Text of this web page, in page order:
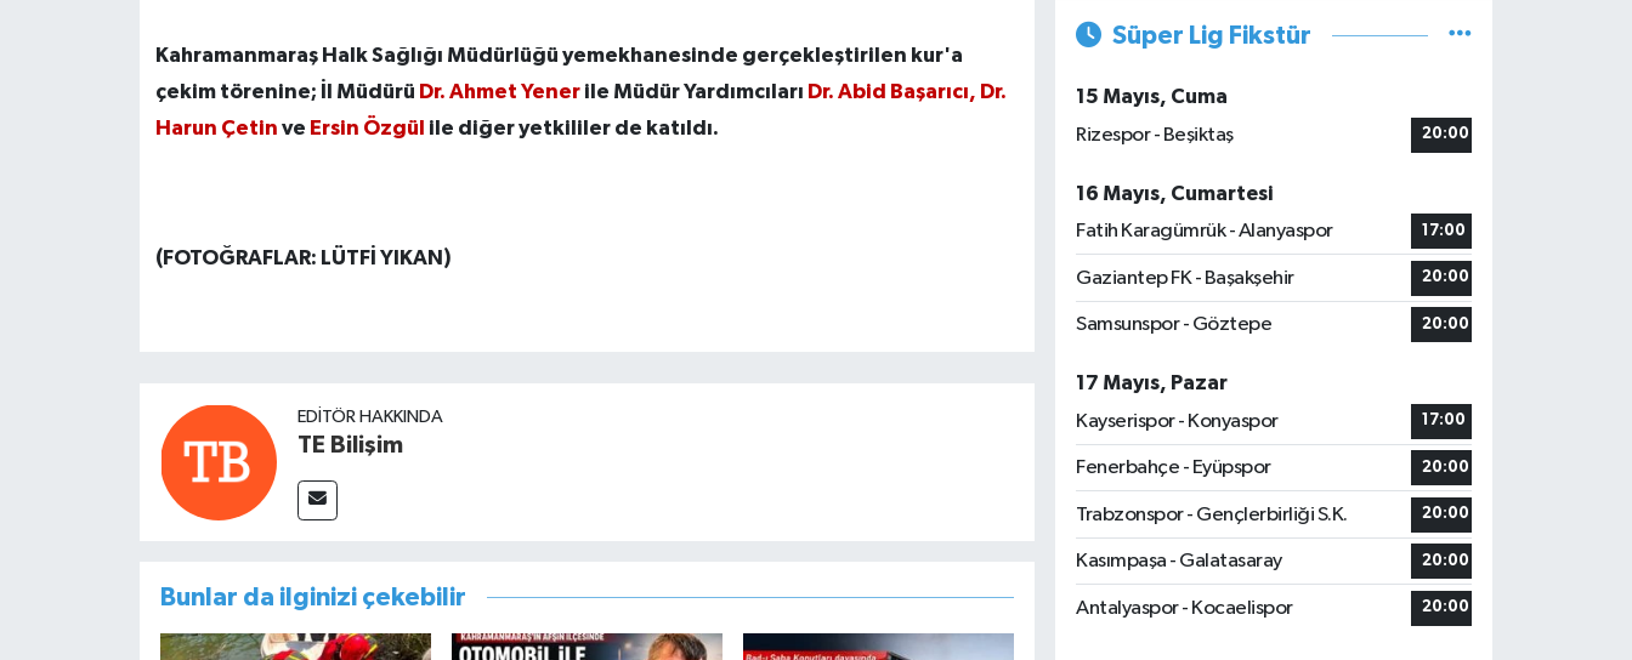
Kahramanmaraş Halk Sağlığı Müdürlüğü yemekhanesinde gerçekleştirilen kur'a
çekim törenine; İl Müdürü Dr. Ahmet Yener ile Müdür Yardımcıları Dr. Abid Başarıcı, Dr.
Harun Çetin ve Ersin Özgül ile diğer yetkililer de katıldı.
(FOTOĞRAFLAR: LÜTFİ YIKAN)
EDITÖR HAKKINDA
TE Bilişim
Bunlar da ilginizi çekebilir
Süper Lig Fikstür
15 Mayıs, Cuma
Rizespor - Beşiktaş
20:00
16 Mayıs, Cumartesi
Fatih Karagümrük - Alanyaspor
17:00
Gaziantep FK - Başakşehir 20:00
Samsunspor - Göztepe 20:00
17 Mayıs, Pazar
Kayserispor - Konyaspor
17:00
Fenerbahçe - Eyüpspor 20:00
Trabzonspor - Gençlerbirliği S.K. 20:00
Kasımpaşa - Galatasaray 20:00
Antalyaspor - Kocaelispor 20:00